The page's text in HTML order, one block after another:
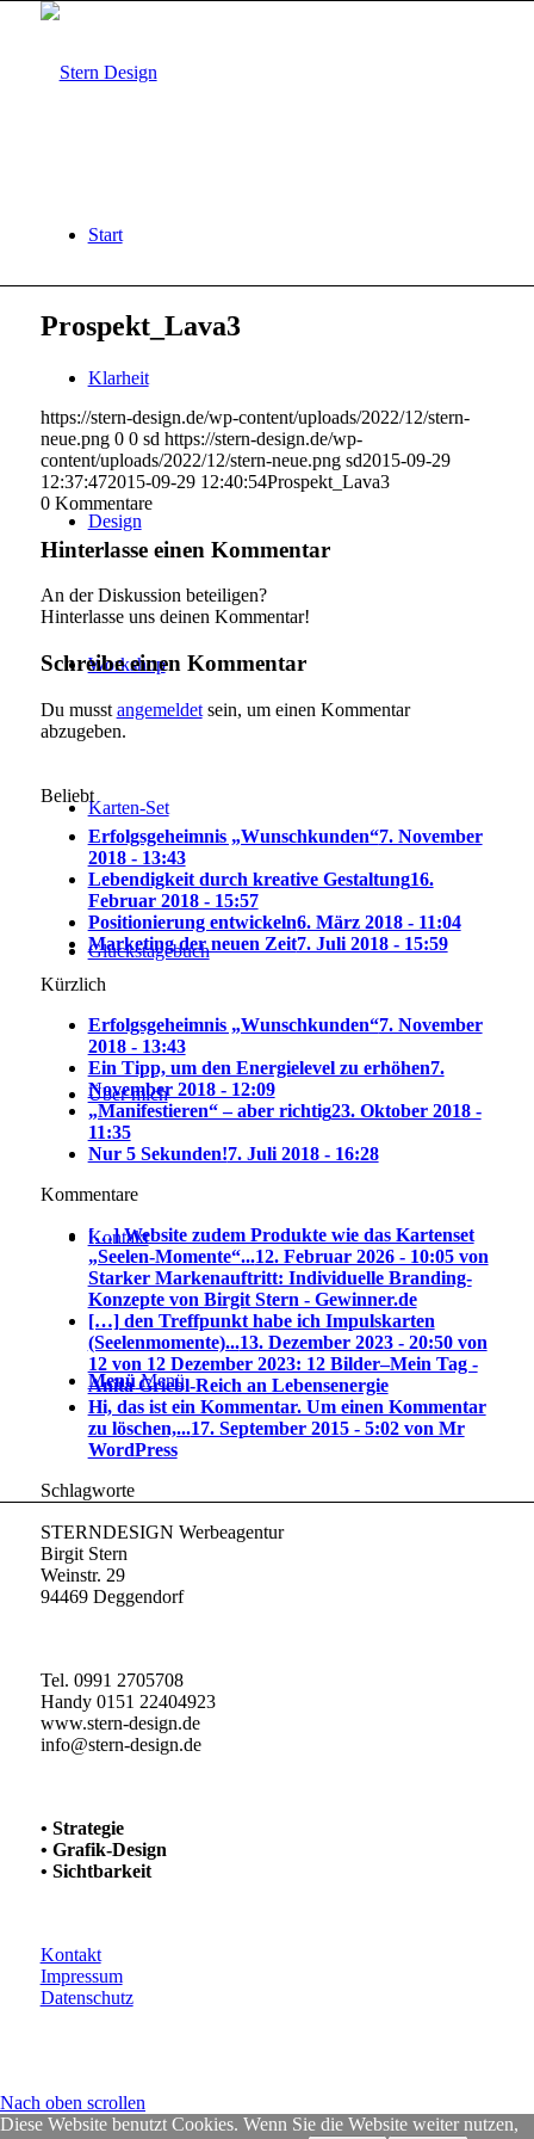
Start
Klarheit
Design
Workshop
Karten-Set
Glückstagebuch
Über mich
Kontakt
Menü Menü
Prospekt_Lava3
https://stern-design.de/wp-content/uploads/2022/12/stern-
neue.png 0 0 sd https://stern-design.de/wp-
content/uploads/2022/12/stern-neue.png sd2015-09-29
12:37:472015-09-29 12:40:54Prospekt_Lava3
0 Kommentare
Hinterlasse einen Kommentar
An der Diskussion beteiligen?
Hinterlasse uns deinen Kommentar!
Schreibe einen Kommentar
Du musst angemeldetsein, um einen Kommentar
abzugeben.
Beliebt
Erfolgsgeheimnis „Wunschkunden“7. November
2018 - 13:43
Lebendigkeit durch kreative Gestaltung16.
Februar 2018 - 15:57
Positionierung entwickeln6. März 2018 - 11:04
Marketing der neuen Zeit7. Juli 2018 - 15:59
Kürzlich
Erfolgsgeheimnis „Wunschkunden“7. November
2018 - 13:43
Ein Tipp, um den Energielevel zu erhöhen7.
November 2018 - 12:09
„Manifestieren“ – aber richtig23. Oktober 2018 -
11:35
Nur 5 Sekunden!7. Juli 2018 - 16:28
Kommentare
[…] Website zudem Produkte wie das Kartenset
„Seelen-Momente“...12. Februar 2026 - 10:05 von
Starker Markenauftritt: Individuelle Branding-
Konzepte von Birgit Stern - Gewinner.de
[…] den Treffpunkt habe ich Impulskarten
(Seelenmomente)...13. Dezember 2023 - 20:50 von
12 von 12 Dezember 2023: 12 Bilder–Mein Tag -
Anita Griebl-Reich an Lebensenergie
Hi, das ist ein Kommentar. Um einen Kommentar
zu löschen,...17. September 2015 - 5:02 von Mr
WordPress
Schlagworte
STERNDESIGN Werbeagentur
Birgit Stern
Weinstr. 29
94469 Deggendorf
Tel. 0991 2705708
Handy 0151 22404923
www.stern-design.de
info@stern-design.de
• Strategie
• Grafik-Design
• Sichtbarkeit
Kontakt
Impressum
Datenschutz
Nach oben scrollen
Diese Website benutzt Cookies. Wenn Sie die Website weiter nutzen,